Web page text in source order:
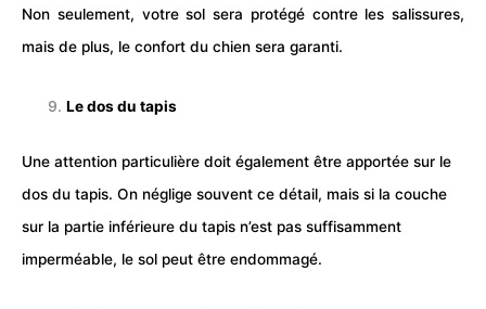
Non seulement, votre sol sera protégé contre les salissures,
mais de plus, le confort du chien sera garanti.
Le dos du tapis
Une attention particulière doit également être apportée sur le
dos du tapis. On néglige souvent ce détail, mais si la couche
sur la partie inférieure du tapis n’est pas suffisamment
imperméable, le sol peut être endommagé.